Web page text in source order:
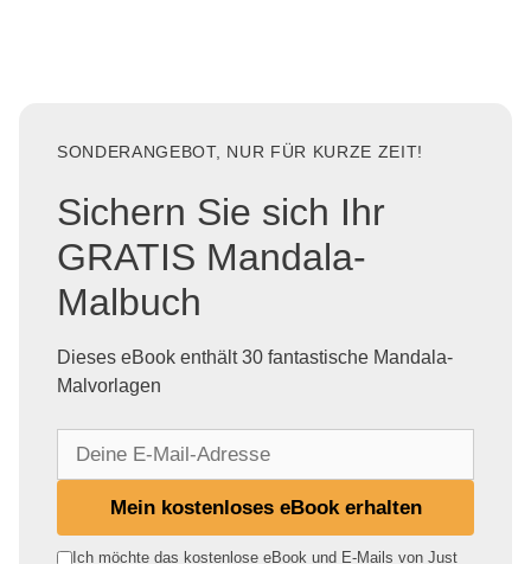
SONDERANGEBOT, NUR FÜR KURZE ZEIT!
Sichern Sie sich Ihr
GRATIS Mandala-
Malbuch
Dieses eBook enthält 30 fantastische Mandala-
Malvorlagen
e
Mein kostenloses eBook erhalten
Ich möchte das kostenlose eBook und E-Mails von Just